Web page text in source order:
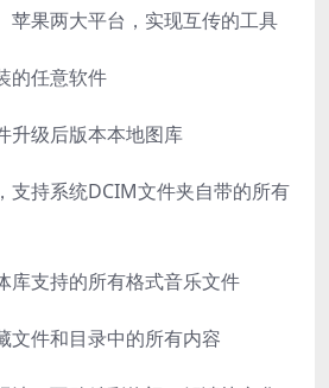
苹果两大平台，实现互传的工具
的任意软件
升级后版本本地图库
支持系统DCIM文件夹自带的所有
库支持的所有格式音乐文件
文件和目录中的所有内容